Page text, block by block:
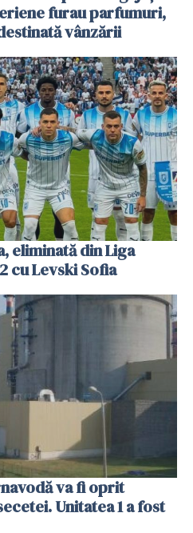
furau parfumuri,
vânzării
eliminată din Liga
cu Levski Sofia
va fi oprit
Unitatea 1 a fost